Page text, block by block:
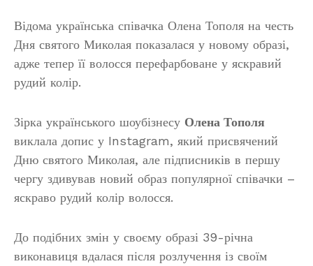
Відома українська співачка Олена Тополя на честь
Дня святого Миколая показалася у новому образі,
адже тепер її волосся перефарбоване у яскравий
рудий колір.
Зірка українського шоубізнесу Олена Тополя
виклала допис у Instagram, який присвячений
Дню святого Миколая, але підписників в першу
чергу здивував новий образ популярної співачки –
яскраво рудий колір волосся.
До подібних змін у своєму образі 39-річна
виконавиця вдалася після розлучення із своїм